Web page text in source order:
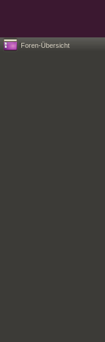
Foren-Übersicht